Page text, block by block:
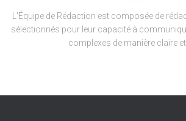
L'Équipe de Rédaction est composée de
sélectionnés pour leur capacité à
complexes de manière claire et